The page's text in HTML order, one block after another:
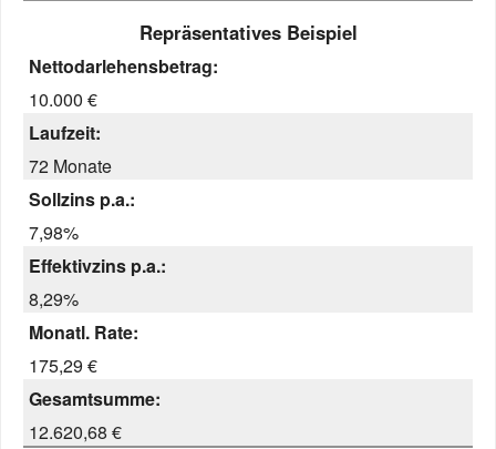
Repräsentatives Beispiel
Nettodarlehensbetrag:
10.000 €
Laufzeit:
72 Monate
Sollzins p.a.:
7,98%
Effektivzins p.a.:
8,29%
Monatl. Rate:
175,29 €
Gesamtsumme:
12.620,68 €